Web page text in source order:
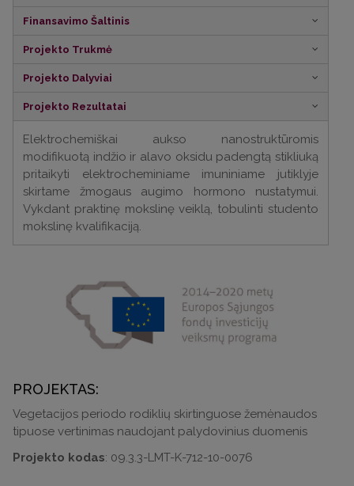
Finansavimo Šaltinis
Projekto Trukmė
Projekto Dalyviai
Projekto Rezultatai
Elektrochemiškai aukso nanostruktūromis
modifikuotą indžio ir alavo oksidu padengtą stikliuką
pritaikyti elektrocheminiame imuniniame jutiklyje
skirtame žmogaus augimo hormono nustatymui.
Vykdant praktinę mokslinę veiklą, tobulinti studento
mokslinę kvalifikaciją.
PROJEKTAS:
Vegetacijos periodo rodiklių skirtinguose žemėnaudos
tipuose vertinimas naudojant palydovinius duomenis
Projekto kodas: 09.3.3-LMT-K-712-10-0076